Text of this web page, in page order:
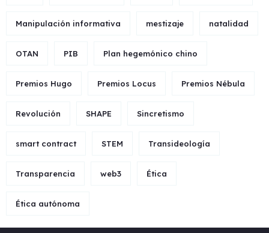
Manipulación informativa mestizaje natalidad
OTAN PIB Plan hegemónico chino
Premios Hugo Premios Locus Premios Nébula
Revolución SHAPE Sincretismo
smart contract STEM Transideología
Transparencia web3 Ética
Ética autónoma